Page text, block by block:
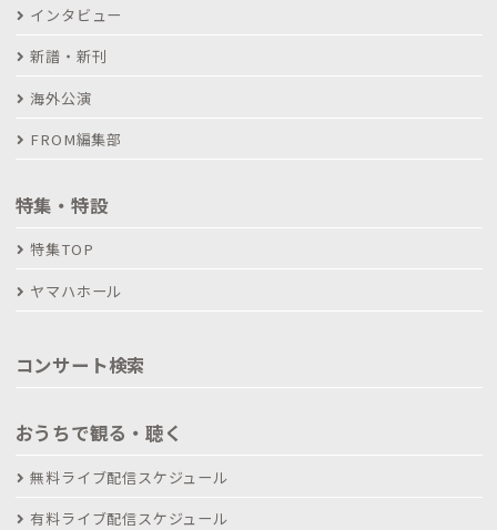
インタビュー
新譜・新刊
海外公演
FROM編集部
特集・特設
特集TOP
ヤマハホール
コンサート検索
おうちで観る・聴く
無料ライブ配信スケジュール
有料ライブ配信スケジュール